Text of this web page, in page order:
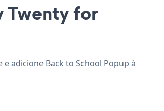
Twenty for
adicione Back to School Popup à